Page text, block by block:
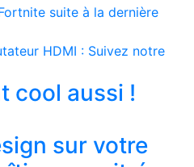
suite à la dernière
HDMI : Suivez notre
cool aussi !
sur votre